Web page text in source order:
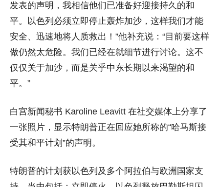
发表的声明，我相信他们已准备好迎接持久的和
平。以色列必须立即停止轰炸加沙，这样我们才能
安全、迅速地将人质救出！”他补充说：“目前要这样
做仍然太危险。我们已经在就细节进行讨论。这不
仅仅关于加沙，而是关乎中东长期以来渴望的和
平。”
白宫新闻秘书 Karoline Leavitt 在社交媒体上分享了
一张照片，显示特朗普正在回应她所称的“哈马斯接
受其和平计划”的声明。
特朗普的计划获以色列及多个阿拉伯与欧洲国家支